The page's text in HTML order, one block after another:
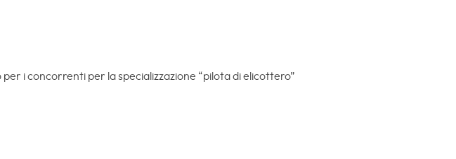
i concorrenti per la specializzazione “pilota di elicottero”